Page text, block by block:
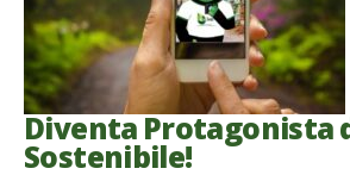
Diventa Protagonista
Sostenibile!